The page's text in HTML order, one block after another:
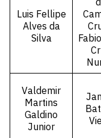
Luis Fellipe
Alves da
Silva
Valdemir
Martins
Galdino
Junior